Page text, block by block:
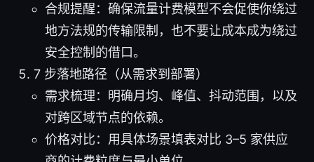
合规提醒：确保流量计费模型不会促使你绕过
地方法规的传输限制，也不要让成本成为绕过
安全控制的借口。
7 步落地路径（从需求到部署）
需求梳理：明确月均、峰值、抖动范围，以及
对跨区域节点的依赖。
价格对比：用具体场景填表对比 3–5 家供应